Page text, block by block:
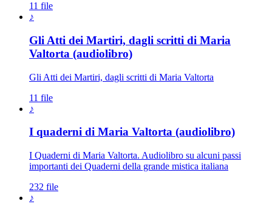
11 file
♪
Gli Atti dei Martiri, dagli scritti di Maria
Valtorta (audiolibro)
Gli Atti dei Martiri, dagli scritti di Maria Valtorta
11 file
♪
I quaderni di Maria Valtorta (audiolibro)
I Quaderni di Maria Valtorta. Audiolibro su alcuni passi
importanti dei Quaderni della grande mistica italiana
232 file
♪